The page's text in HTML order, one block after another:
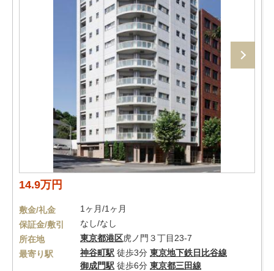
14.9万円
敷金/礼金
1ヶ月/1ヶ月
保証金/敷引
なし/なし
所在地
東京都港区虎ノ門３丁目23-7
最寄り駅
神谷町駅 徒歩3分 東京地下鉄日比谷線
御成門駅 徒歩6分 東京都三田線